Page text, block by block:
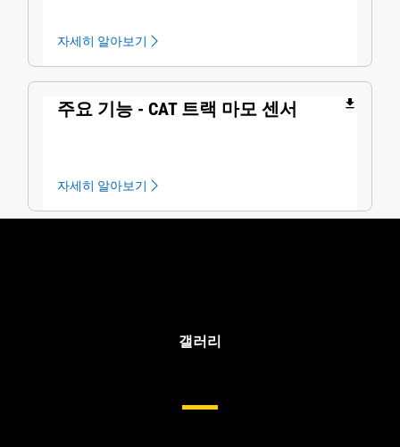
자세히 알아보기
주요 기능 - CAT 트랙 마모 센서 file_download
자세히 알아보기
갤러리